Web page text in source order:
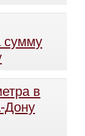
сумму
в
Дону